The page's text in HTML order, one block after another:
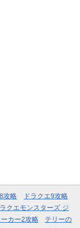
攻略
ドラクエ9攻略
ラクエモンスターズ ジ
カー2攻略
テリーの